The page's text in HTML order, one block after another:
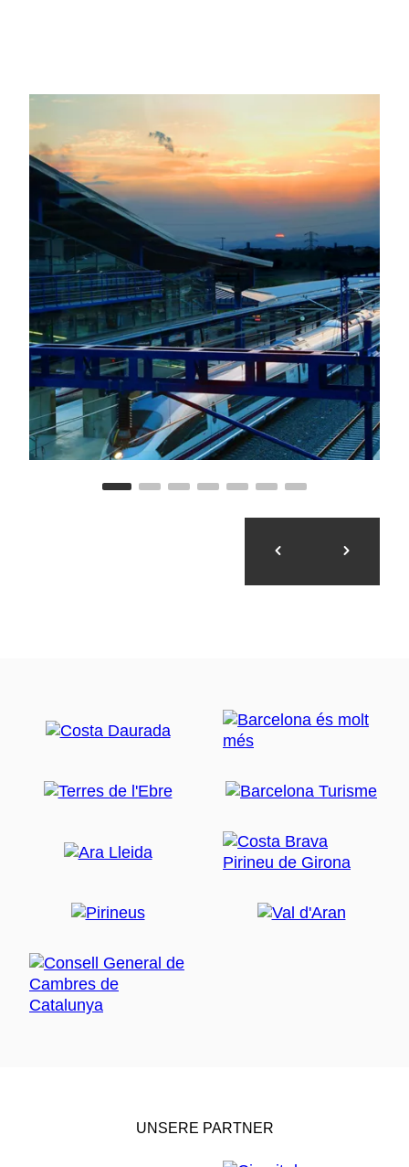
UNSERE PARTNER